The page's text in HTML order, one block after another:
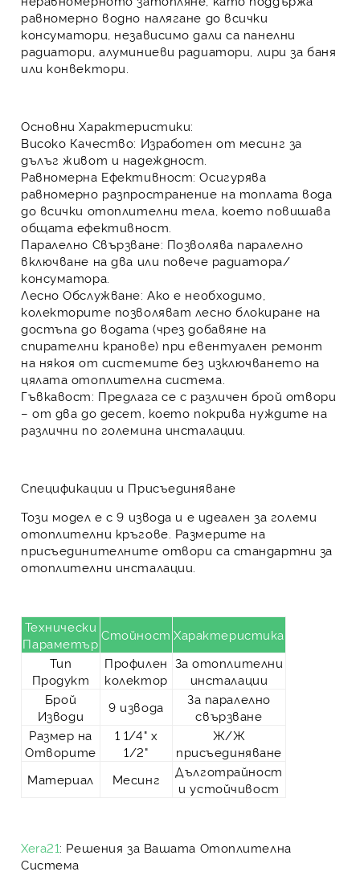
равномерно водно налягане до всички
консуматори, независимо дали са панелни
радиатори ,алуминиеви радиатори лири за баня
или конвектори
Основни Характеристики:
Високо Качество: Изработен от месинг за
дълъг живот и надеждност.
Равномерна Ефективност: Осигурява
равномерно разпространение на топлата вода
до всички отоплителни тела, което повишава
общата ефективност.
Паралелно Свързване: Позволява паралелно
включване на два или повече радиатора/
консуматора.
Лесно Обслужване: Ако е необходимо,
колекторите позволяват лесно блокиране на
достъпа до водата (чрез добавяне на
спирателни кранове) при евентуален ремонт
на някоя от системите без изключването на
цялата отоплителна система
Гъвкавост: Предлага се с различен брой отвори
– от два до десет, което покрива нуждите на
различни по големина инсталации.
Спецификации и Присъединяване
Този модел е с9 извода и е идеален за големи
отоплителни кръгове. Размерите на
присъединителните отвори са стандартни за
отоплителни инсталации.
Технически
Параметър
Стойност Характеристика
Тип
Продукт
Профилен
колектор
За отоплителни
инсталации
Брой
Изводи
9 извода
За паралелно
свързване
Размер на
Отворите
1 1/4" х
1/2"
Ж/Ж
присъединяване
Материал
Месинг
Дълготрайност
и устойчивост
Xera21: Решения за Вашата Отоплителна
Система